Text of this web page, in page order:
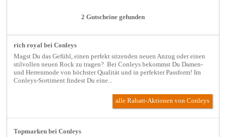
2 Gutscheine gefunden
rich royal bei Conleys
Magst Du das Gefühl, einen perfekt sitzenden neuen Anzug oder einen
stilvollen neuen Rock zu tragen? Bei Conleys bekommst Du Damen-
und Herrenmode von höchster Qualität und in perfekter Passform! Im
Conleys-Sortiment findest Du eine...
alle Rabatt-Aktionenvon Conleys
Topmarken bei Conleys